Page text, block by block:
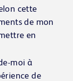
cette
de mon
en
moi à
de